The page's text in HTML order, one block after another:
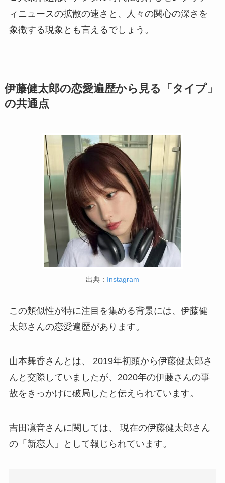
ィニュースの拡散の速さと、人々の関心の深さを
象徴する現象とも言えるでしょう。
伊藤健太郎の恋愛遍歴から見る「タイプ」
の共通点
出典： Instagram
この類似性が特に注目を集める背景には、伊藤健
太郎さんの恋愛遍歴があります。
山本舞香さんとは、 2019年初頭から伊藤健太郎さ
んと交際していましたが、2020年の伊藤さんの事
故をきっかけに破局したと伝えられています。
吉田凜音さんに関しては、 現在の伊藤健太郎さん
の「新恋人」として報じられています。